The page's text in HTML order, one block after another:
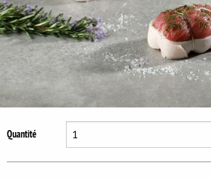
Quantité